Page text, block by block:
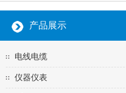
产品展示
电线电缆
仪器仪表